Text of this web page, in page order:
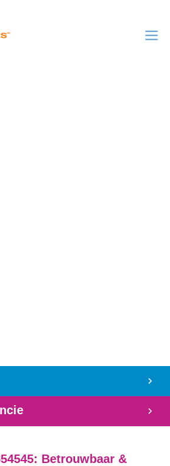
Betrouwbaar &